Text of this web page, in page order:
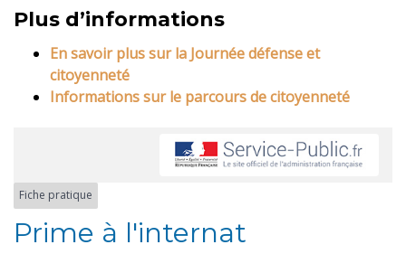
Plus d’informations
En savoir plus sur la Journée défense et
citoyenneté
Informations sur le parcours de citoyenneté
Fiche pratique
Prime à l'internat